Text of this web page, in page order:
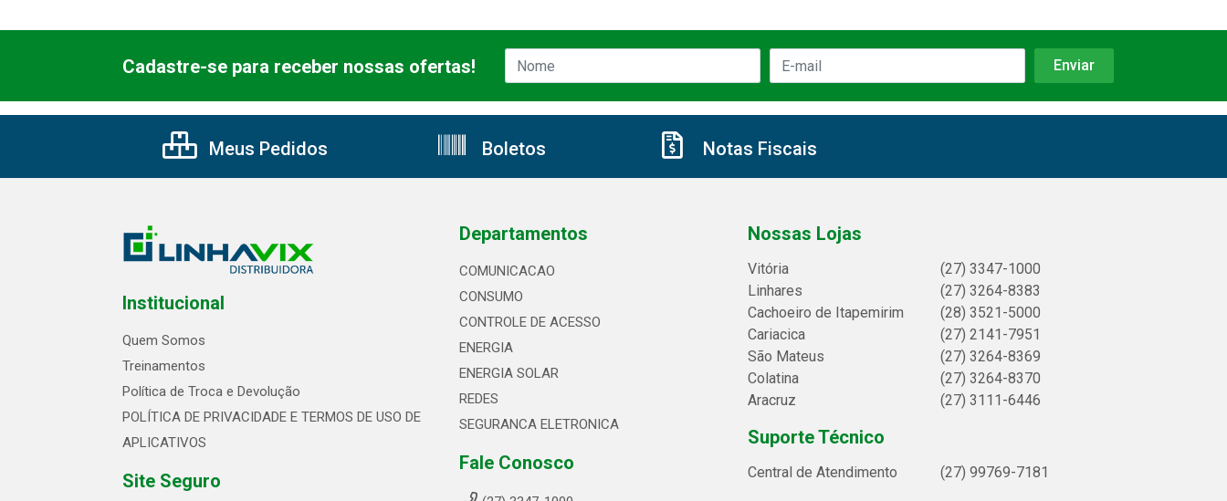
Cadastre-se para receber nossas ofertas!
Meus Pedidos Boletos Notas Fiscais
Institucional
Quem Somos
Treinamentos
Política de Troca e Devolução
POLÍTICA DE PRIVACIDADE E TERMOS DE USO DE
APLICATIVOS
Site Seguro
Departamentos
COMUNICACAO
CONSUMO
CONTROLE DE ACESSO
ENERGIA
ENERGIA SOLAR
REDES
SEGURANCA ELETRONICA
Fale Conosco
Nossas Lojas
Vitória
(27) 3347-1000
Linhares
(27) 3264-8383
Cachoeiro de Itapemirim
(28) 3521-5000
Cariacica
(27) 2141-7951
São Mateus
(27) 3264-8369
Colatina
(27) 3264-8370
Aracruz
(27) 3111-6446
Suporte Técnico
Central de Atendimento (27) 99769-7181